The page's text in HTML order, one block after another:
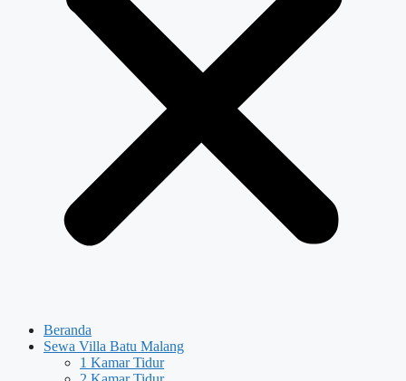
Beranda
Sewa Villa Batu Malang
1 Kamar Tidur